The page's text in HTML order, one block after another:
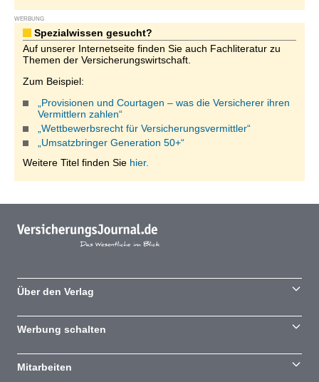
WERBUNG
Spezialwissen gesucht?
Auf unserer Internetseite finden Sie auch Fachliteratur zu
Themen der Versicherungswirtschaft.
Zum Beispiel:
„Provisionen und Courtagen – was die Versicherer ihren
Vermittlern zahlen“
„Wettbewerbsrecht für Versicherungsvermittler“
„Umsatzbringer Generation 50+“
Weitere Titel finden Sie hier.
Über den Verlag
Werbung schalten
Mitarbeiten